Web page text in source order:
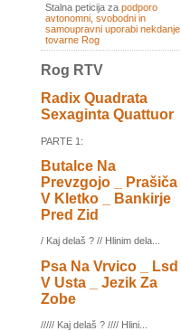
Stalna peticija za podporo
avtonomni, svobodni in
samoupravni uporabi nekdanje
tovarne Rog
Rog RTV
Radix Quadrata
Sexaginta Quattuor
PARTE 1:
Butalce Na
Prevzgojo _ Prašiča
V Kletko _ Bankirje
Pred Zid
/ Kaj delaš ? // Hlinim dela...
Psa Na Vrvico _ Lsd
V Usta _ Jezik Za
Zobe
///// Kaj delaš ? //// Hlini...